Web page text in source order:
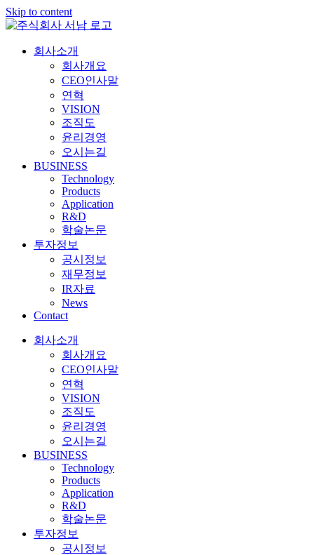
Skip to content
회사소개
회사개요
CEO인사말
연혁
VISION
조직도
윤리경영
오시는길
BUSINESS
Technology
Products
Application
R&D
학술논문
투자정보
공시정보
재무정보
IR자료
News
Contact
회사소개
회사개요
CEO인사말
연혁
VISION
조직도
윤리경영
오시는길
BUSINESS
Technology
Products
Application
R&D
학술논문
투자정보
공시정보